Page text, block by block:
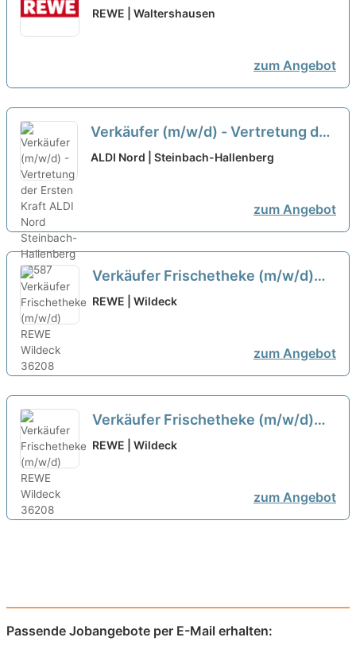
Frischetheke (m/w/d)
REWE | Waltershausen
zum Angebot
Verkäufer (m/w/d) - Vertretung der
Ersten Kraft neu
ALDI Nord | Steinbach-Hallenberg
zum Angebot
Verkäufer Frischetheke (m/w/d)
neu
REWE | Wildeck
zum Angebot
Verkäufer Frischetheke (m/w/d)
neu
REWE | Wildeck
zum Angebot
Passende Jobangebote per E-Mail erhalten: